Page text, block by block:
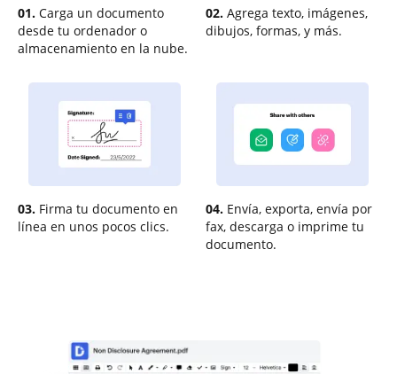
01. Carga un documento
desde tu ordenador o
almacenamiento en la nube.
02. Agrega texto, imágenes,
dibujos, formas, y más.
03. Firma tu documento en
línea en unos pocos clics.
04. Envía, exporta, envía por
fax, descarga o imprime tu
documento.